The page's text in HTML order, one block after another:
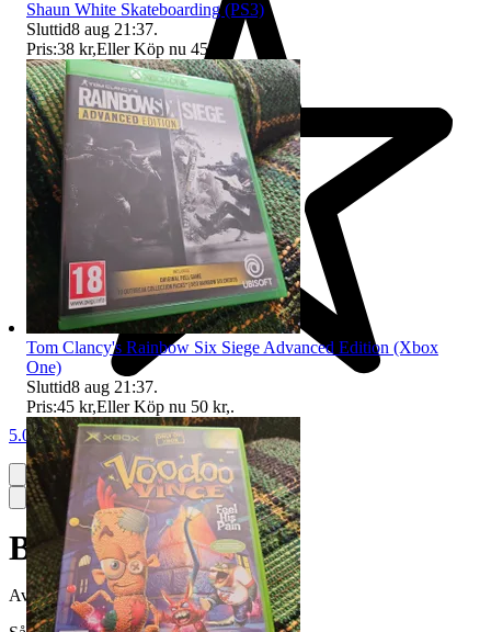
5.0
Bejeweled 3 - PS3
Avslutad 11 jul 14:58
Shaun White Skateboarding (PS3)
Sluttid8 aug 21:37.
Pris:38 kr,Eller Köp nu 45 kr
Tom Clancy's Rainbow Six Siege Advanced Edition (Xbox
One)
Sluttid8 aug 21:37.
Pris:45 kr,Eller Köp nu 50 kr,.